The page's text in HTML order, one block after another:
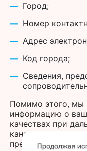
Город;
Номер
Адрес
Код города;
Сведения,
Помимо этого, мы
информацию о
качествах при
кандидатом,
предыдущих мест
Продолжая